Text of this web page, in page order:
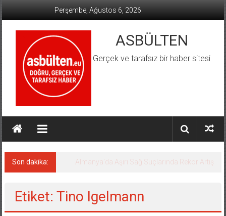
Perşembe, Ağustos 6, 2026
ASBÜLTEN
Gerçek ve tarafsız bir haber sitesi
Son dakika: Almanya’da Aşırı Sağ Suçlarında Rekor Artış
Etiket: Tino Igelmann